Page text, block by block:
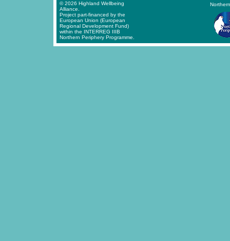
© 2026 Highland Wellbeing
Alliance.
Project part-financed by the
European Union (European
Regional Development Fund)
within the INTERREG IIIB
Northern Periphery Programme.